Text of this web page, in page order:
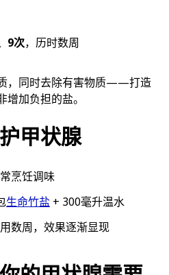
9次，历时数周
，同时去除有害物质——打造
加负担的盐。
甲状腺
烹饪调味
生命竹盐 + 300毫升温水
数周，效果逐渐显现